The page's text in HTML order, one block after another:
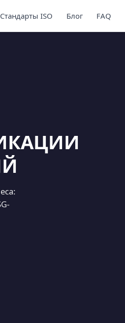
Стандарты ISO Блог FAQ